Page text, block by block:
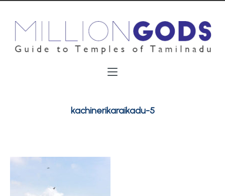
kachinerikaraikadu-5